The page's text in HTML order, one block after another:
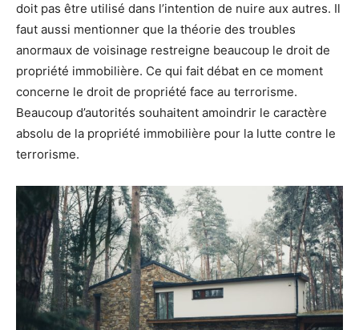
doit pas être utilisé dans l’intention de nuire aux autres. Il
faut aussi mentionner que la théorie des troubles
anormaux de voisinage restreigne beaucoup le droit de
propriété immobilière. Ce qui fait débat en ce moment
concerne le droit de propriété face au terrorisme.
Beaucoup d’autorités souhaitent amoindrir le caractère
absolu de la propriété immobilière pour la lutte contre le
terrorisme.